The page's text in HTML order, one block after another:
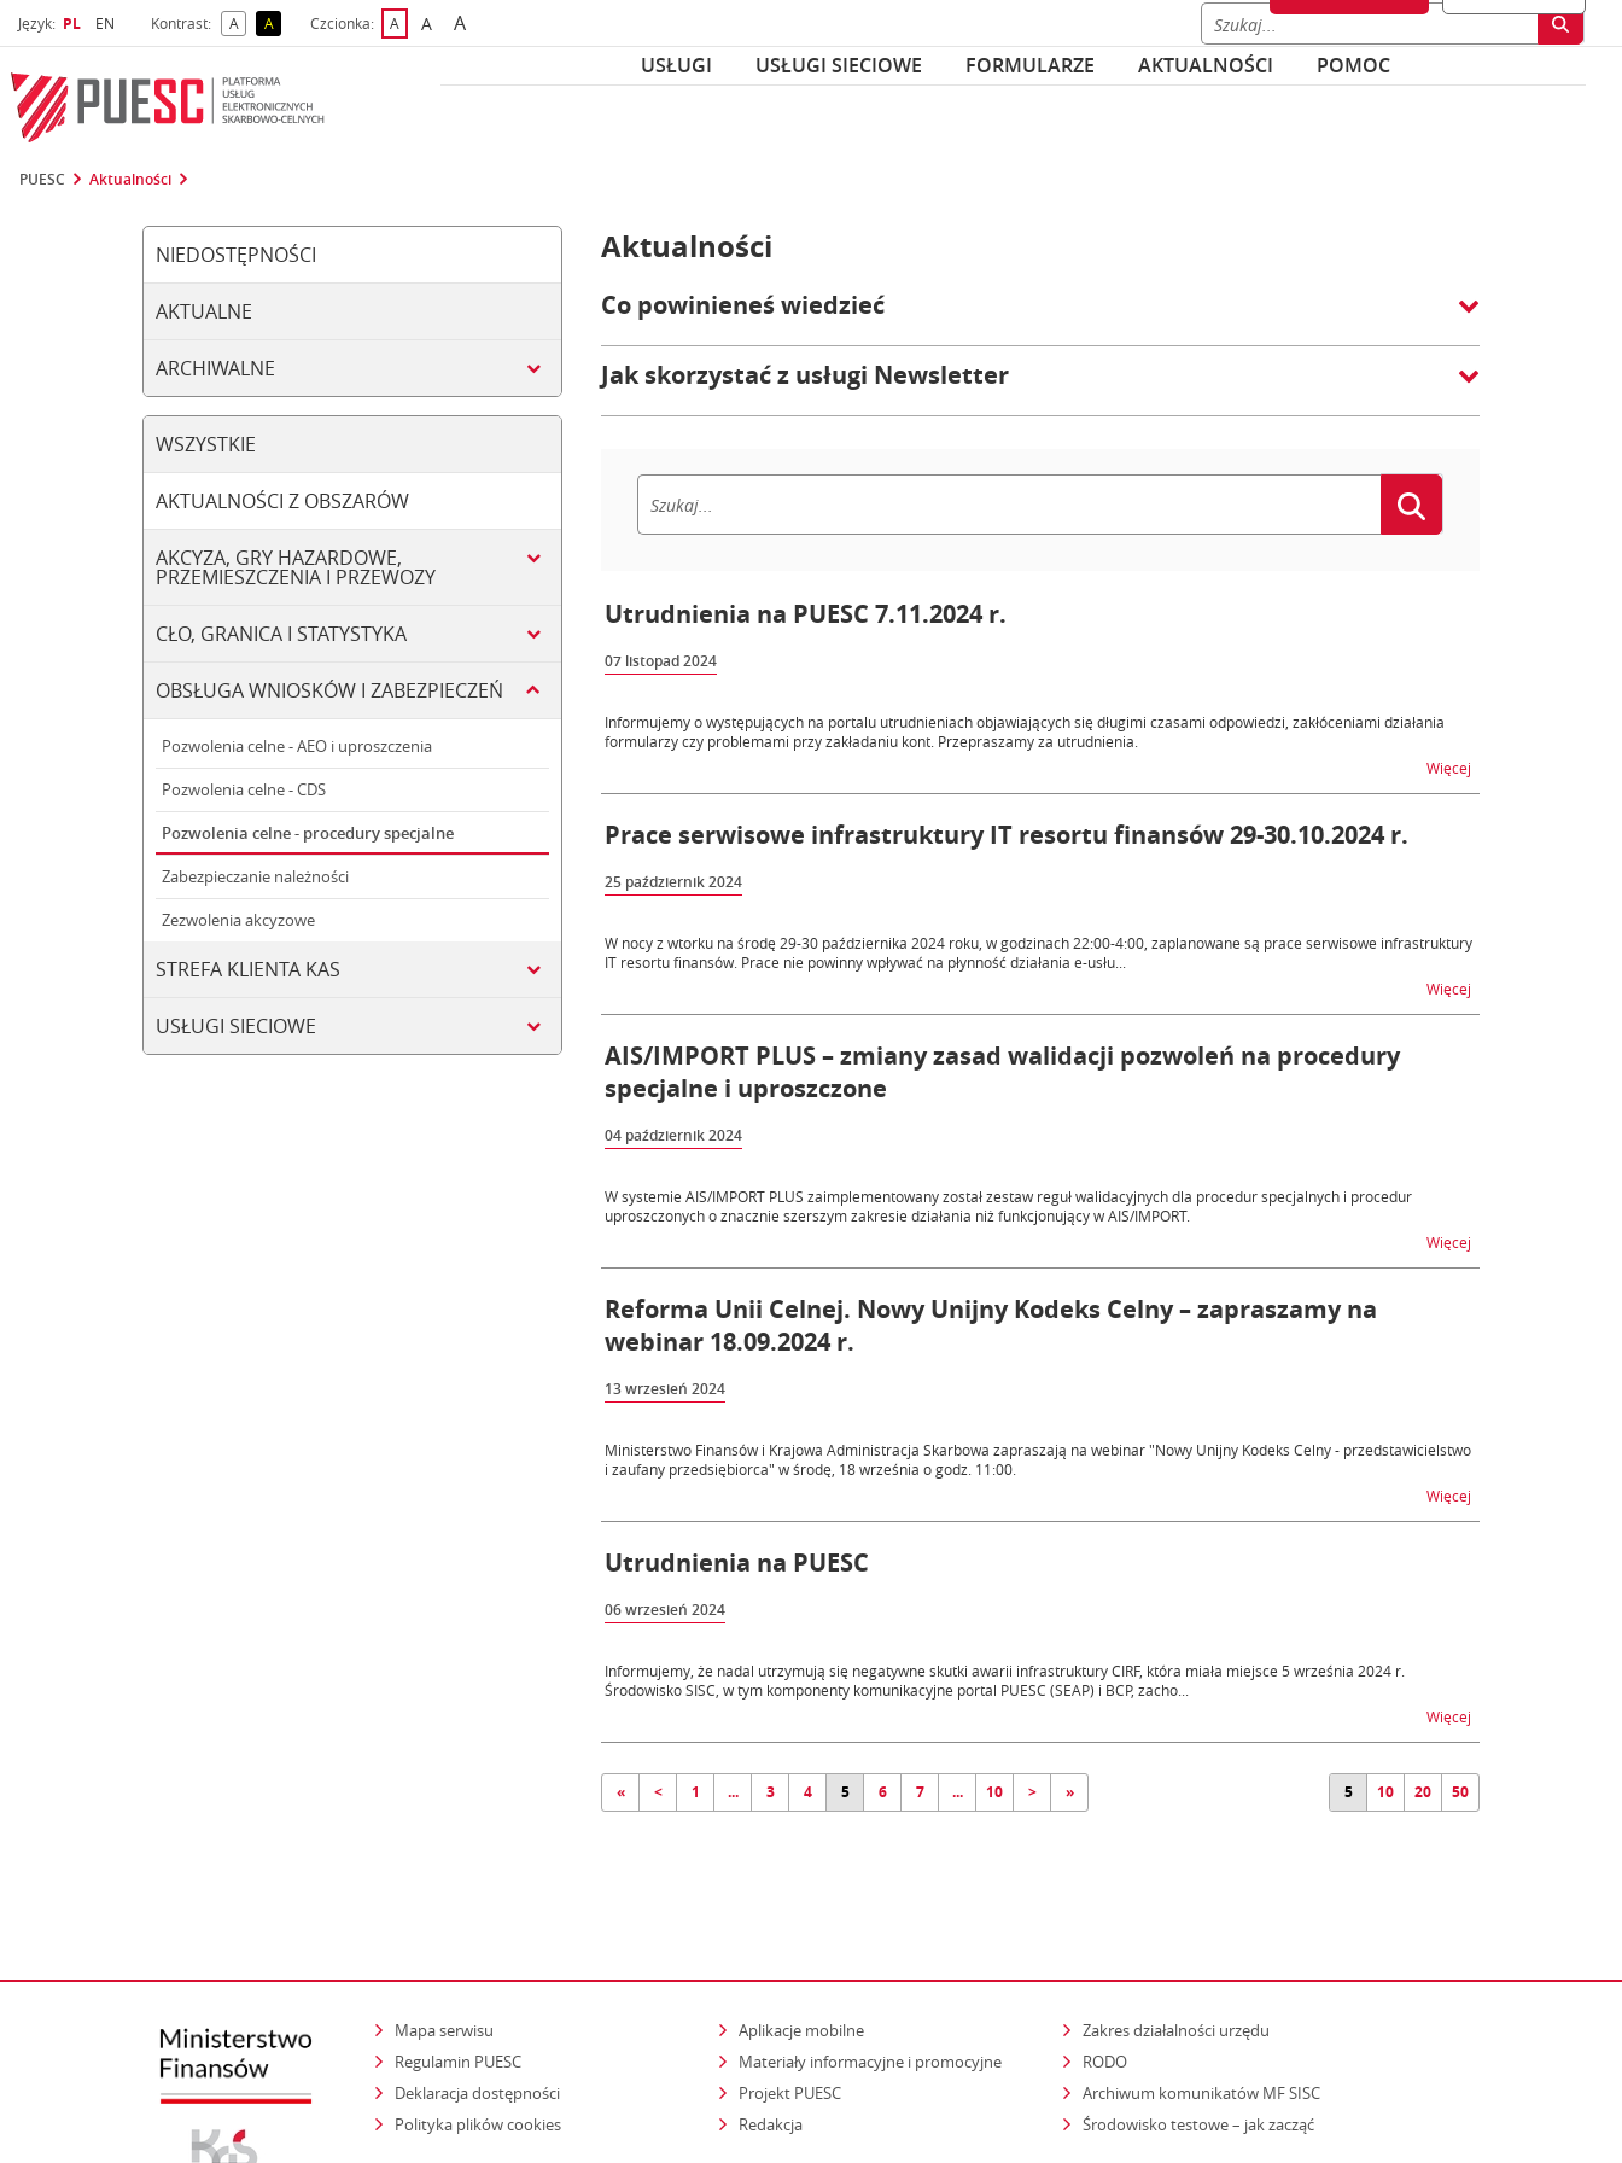
Język: Wybrany język
PL Wybierz język
EN Kontrast: Akontrast domyślny
Akontrast żółty tekst na czarnym tle
Czcionka: Adomyślna czcionka
Awiększa czcionka
Anajwiększa czcionka
USŁUGI
USŁUGI SIECIOWE FORMULARZE AKTUALNOŚCI POMOC
PUESC Aktualności
NIEDOSTĘPNOŚCI
AKTUALNE
ARCHIWALNE
WSZYSTKIE
AKTUALNOŚCI Z OBSZARÓW
AKCYZA, GRY HAZARDOWE,
PRZEMIESZCZENIA I PRZEWOZY
CŁO, GRANICA I STATYSTYKA
OBSŁUGA WNIOSKÓW I ZABEZPIECZEŃ
Pozwolenia celne - AEO i uproszczenia
Pozwolenia celne - CDS
Pozwolenia celne - procedury specjalne
Zabezpieczanie należności
Zezwolenia akcyzowe
STREFA KLIENTA KAS
USŁUGI SIECIOWE
Aktualności
Co powinieneś wiedzieć
Jak skorzystać z usługi Newsletter
Utrudnienia na PUESC 7.11.2024 r.
07 listopad 2024
Informujemy o występujących na portalu utrudnieniach objawiających się długimi czasami odpowiedzi, zakłóceniami działania
formularzy czy problemami przy zakładaniu kont. Przepraszamy za utrudnienia.
Więcej
Prace serwisowe infrastruktury IT resortu finansów 29-30.10.2024 r.
25 październik 2024
W nocy z wtorku na środę 29-30 października 2024 roku, w godzinach 22:00-4:00, zaplanowane są prace serwisowe infrastruktury
IT resortu finansów. Prace nie powinny wpływać na płynność działania e-usłu...
Więcej
AIS/IMPORT PLUS – zmiany zasad walidacji pozwoleń na procedury
specjalne i uproszczone
04 październik 2024
W systemie AIS/IMPORT PLUS zaimplementowany został zestaw reguł walidacyjnych dla procedur specjalnych i procedur
uproszczonych o znacznie szerszym zakresie działania niż funkcjonujący w AIS/IMPORT.
Więcej
Reforma Unii Celnej. Nowy Unijny Kodeks Celny – zapraszamy na
webinar 18.09.2024 r.
13 wrzesień 2024
Ministerstwo Finansów i Krajowa Administracja Skarbowa zapraszają na webinar "Nowy Unijny Kodeks Celny - przedstawicielstwo
i zaufany przedsiębiorca" w środę, 18 września o godz. 11:00.
Więcej
Utrudnienia na PUESC
06 wrzesień 2024
Informujemy, że nadal utrzymują się negatywne skutki awarii infrastruktury CIRF, która miała miejsce 5 września 2024 r.
Środowisko SISC, w tym komponenty komunikacyjne portal PUESC (SEAP) i BCP, zacho...
Więcej
« < 1 ... 3 4 5 6 7 ... 10 > » 5 10 20 50
Mapa serwisu
Regulamin PUESC
Deklaracja dostępności
Polityka plików cookies
Aplikacje mobilne
Materiały informacyjne i promocyjne
Projekt PUESC
Redakcja
Zakres działalności urzędu
RODO
Archiwum komunikatów MF SISC
Środowisko testowe – jak zacząćstrona otwiera się w nowym oknie